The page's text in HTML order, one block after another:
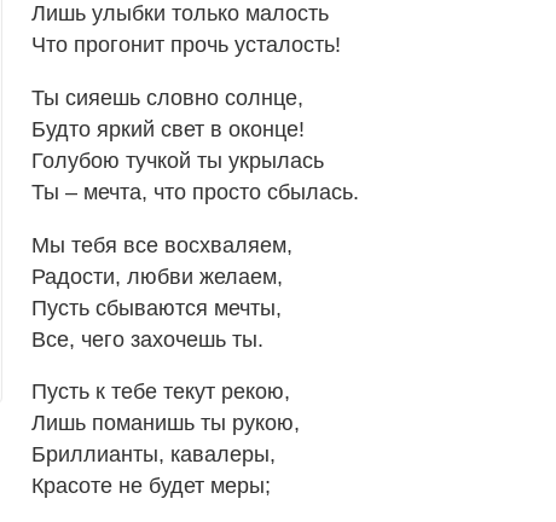
Лишь улыбки только малость
Что прогонит прочь усталость!
Ты сияешь словно солнце,
Будто яркий свет в оконце!
Голубою тучкой ты укрылась
Ты – мечта, что просто сбылась.
Мы тебя все восхваляем,
Радости, любви желаем,
Пусть сбываются мечты,
Все, чего захочешь ты.
Пусть к тебе текут рекою,
Лишь поманишь ты рукою,
Бриллианты, кавалеры,
Красоте не будет меры;